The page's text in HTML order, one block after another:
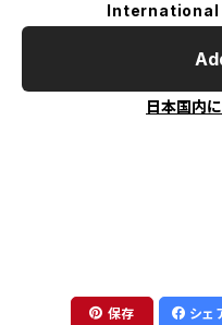
International
日本国内
保存 シェ